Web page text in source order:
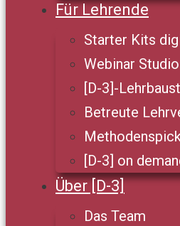
Für Lehrende
Starter Kits
Webinar Studio
[D-3]-
Betreute
[D-3] on
Über [D-3]
Das Team